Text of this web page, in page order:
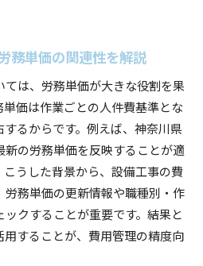
共工事設計労務単価でどう変
年度労務単価の動きと設備工
公共工事設計労務単価の確認
単価予測と設備工事費の関係
活用した設備工事費用算出の
する設備工事費の最新事情
事に与える影響とは
務単価の関連性を解説
は、労務単価が大きな役割を果
価は作業ごとの人件費基準とな
るからです。例えば、神奈川県
の労務単価を反映することが適
うした背景から、設備工事の費
務単価の更新情報や職種別・作
クすることが重要です。結果と
用することが、費用管理の精度向